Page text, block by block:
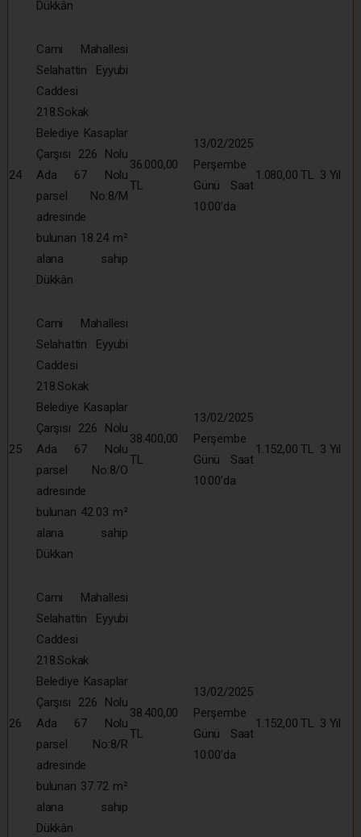
Dükkân
24
Cami Mahallesi
Selahattin Eyyubi
Caddesi
218.Sokak
Belediye Kasaplar
Çarşısı 226 Nolu
Ada 67 Nolu
parsel No:8/M
adresinde
bulunan 18.24 m²
alana sahip
Dükkân
36.000,00
TL
13/02/2025
Perşembe
Günü Saat
10:00’da
1.080,00 TL 3 Yıl
25
Cami Mahallesi
Selahattin Eyyubi
Caddesi
218.Sokak
Belediye Kasaplar
Çarşısı 226 Nolu
Ada 67 Nolu
parsel No:8/O
adresinde
bulunan 42.03 m²
alana sahip
Dükkan
38.400,00
TL
13/02/2025
Perşembe
Günü Saat
10:00’da
1.152,00 TL 3 Yıl
26
Cami Mahallesi
Selahattin Eyyubi
Caddesi
218.Sokak
Belediye Kasaplar
Çarşısı 226 Nolu
Ada 67 Nolu
parsel No:8/R
adresinde
bulunan 37.72 m²
alana sahip
Dükkân
38.400,00
TL
13/02/2025
Perşembe
Günü Saat
10:00’da
1.152,00 TL 3 Yıl